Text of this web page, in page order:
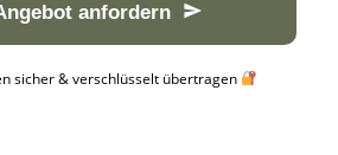
anfordern
sicher & verschlüsselt übertragen